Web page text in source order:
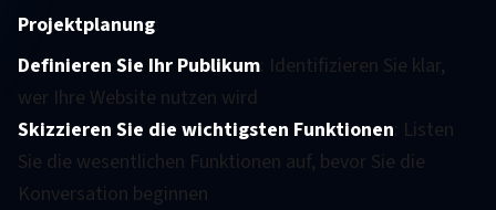
Projektplanung:
Definieren Sie Ihr Publikum: Identifizieren Sie klar,
wer Ihre Website nutzen wird
Skizzieren Sie die wichtigsten Funktionen: Listen
Sie die wesentlichen Funktionen auf, bevor Sie die
Konversation beginnen